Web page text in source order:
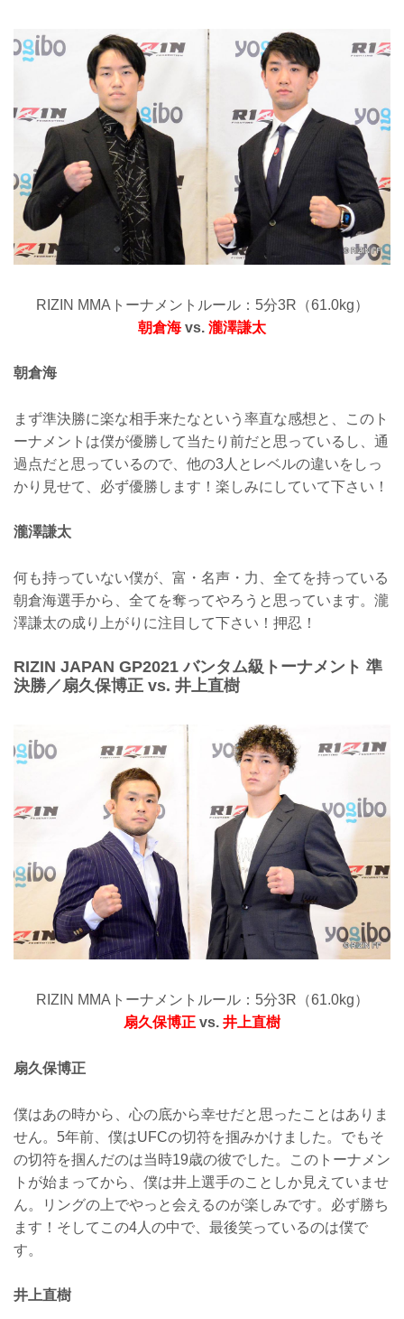
RIZIN MMAトーナメントルール：5分3R（61.0kg）
朝倉海vs. 瀧澤謙太
朝倉海
まず準決勝に楽な相手来たなという率直な感想と、このト
ーナメントは僕が優勝して当たり前だと思っているし、通
過点だと思っているので、他の3人とレベルの違いをしっ
かり見せて、必ず優勝します！楽しみにしていて下さい！
瀧澤謙太
何も持っていない僕が、富・名声・力、全てを持っている
朝倉海選手から、全てを奪ってやろうと思っています。瀧
澤謙太の成り上がりに注目して下さい！押忍！
RIZIN JAPAN GP2021 バンタム級トーナメント 準
決勝／扇久保博正 vs. 井上直樹
RIZIN MMAトーナメントルール：5分3R（61.0kg）
扇久保博正 vs. 井上直樹
扇久保博正
僕はあの時から、心の底から幸せだと思ったことはありま
せん。5年前、僕はUFCの切符を掴みかけました。でもそ
の切符を掴んだのは当時19歳の彼でした。このトーナメン
トが始まってから、僕は井上選手のことしか見えていませ
ん。リングの上でやっと会えるのが楽しみです。必ず勝ち
ます！そしてこの4人の中で、最後笑っているのは僕で
す。
井上直樹